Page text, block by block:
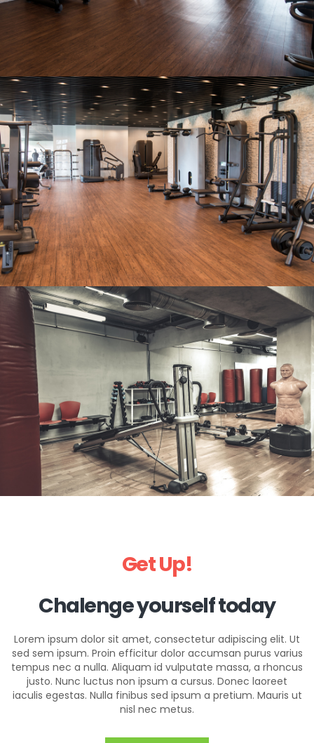
Get Up!
Chalenge yourself today
Lorem ipsum dolor sit amet, consectetur adipiscing elit. Ut
sed sem ipsum. Proin efficitur dolor accumsan purus varius
tempus nec a nulla. Aliquam id vulputate massa, a rhoncus
justo. Nunc luctus non ipsum a cursus. Donec laoreet
iaculis egestas. Nulla finibus sed ipsum a pretium. Mauris ut
nisl nec metus.